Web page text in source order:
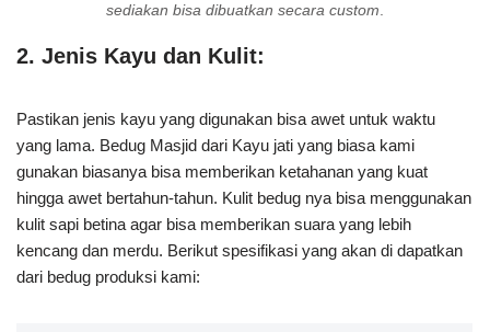
sediakan bisa dibuatkan secara custom
2. Jenis Kayu dan Kulit:
Pastikan jenis kayu yang digunakan bisa awet untuk waktu
yang lama. Bedug Masjid dari Kayu jati yang biasa kami
gunakan biasanya bisa memberikan ketahanan yang kuat
hingga awet bertahun-tahun. Kulit bedug nya bisa menggunakan
kulit sapi betina agar bisa memberikan suara yang lebih
kencang dan merdu. Berikut spesifikasi yang akan di dapatkan
dari bedug produksi kami: